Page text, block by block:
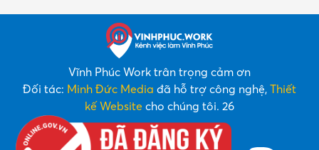
Vĩnh Phúc Work trân trọng cảm ơn
Đối tác: Minh Đức Media đã hỗ trợ công nghệ, Thiết
kế Website cho chúng tôi. 26